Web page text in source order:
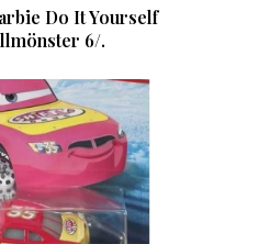
Do It Yourself
6/.